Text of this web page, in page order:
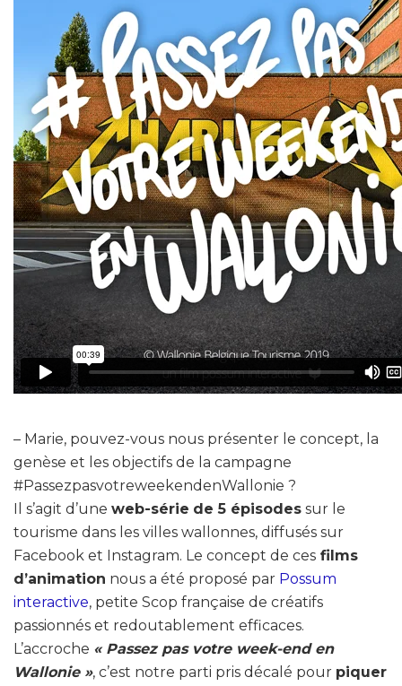
– Marie, pouvez-vous nous présenter le concept, la
genèse et les objectifs de la campagne
#PassezpasvotreweekendenWallonie ?
Il s’agit d’une web-série de 5 épisodes sur le
tourisme dans les villes wallonnes, diffusés sur
Facebook et Instagram. Le concept de ces films
d’animation nous a été proposé par Possum
interactive, petite Scop française de créatifs
passionnés et redoutablement efficaces.
L’accroche « Passez pas votre week-end en
Wallonie », c’est notre parti pris décalé pour piquer